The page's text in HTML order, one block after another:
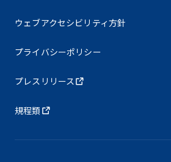
ウェブアクセシビリティ方針
プライバシーポリシー
プレスリリース
規程類